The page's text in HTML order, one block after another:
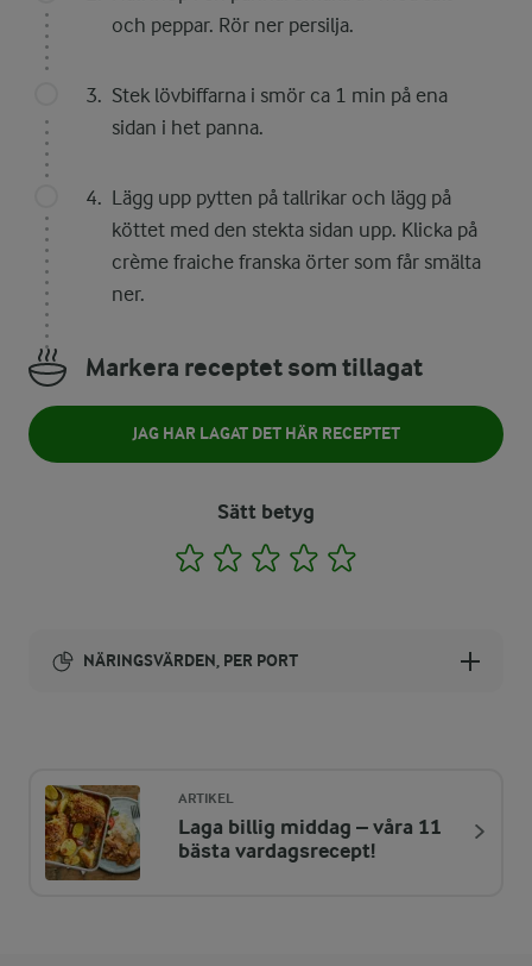
och peppar. Rör ner persilja.
Stek lövbiffarna i smör ca 1 min på ena
sidan i het panna.
Lägg upp pytten på tallrikar och lägg på
köttet med den stekta sidan upp. Klicka på
crème fraiche franska örter som får smälta
ner.
Markera receptet som tillagat
JAG HAR LAGAT DET HÄR RECEPTET
Sätt betyg
1 2 3 4
NÄRINGSVÄRDEN, PER PORT
ENERGIDISTRIBUTION %
NÄRINGSVÄRDEN PER PORT
ARTIKEL
Laga billig middag – våra 11
bästa vardagsrecept!